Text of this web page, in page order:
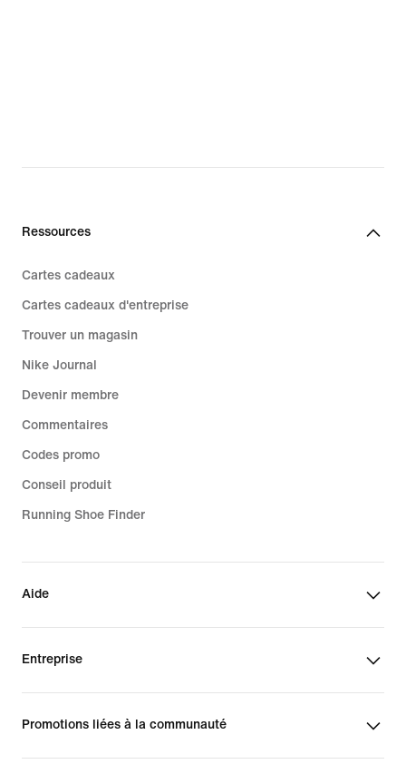
Ressources
Cartes cadeaux
Cartes cadeaux d'entreprise
Trouver un magasin
Nike Journal
Devenir membre
Commentaires
Codes promo
Conseil produit
Running Shoe Finder
Aide
Entreprise
Promotions liées à la communauté